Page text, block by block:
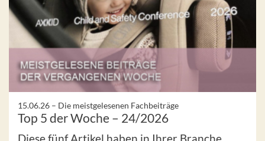
15.06.26 – Die meistgelesenen Fachbeiträge
Top 5 der Woche – 24/2026
Diese fünf Artikel haben in Ihrer Branche